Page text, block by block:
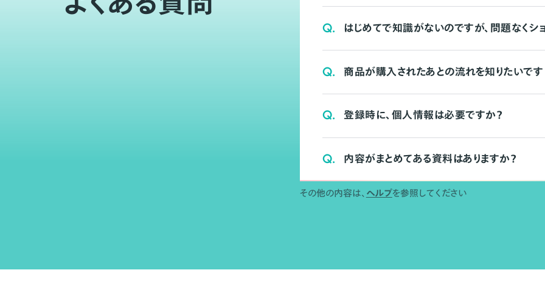
Q. はじめてで知識がないのですが、問題なくシ
Q. 商品が購入されたあとの流れを知りたいです
Q. 登録時に、個人情報は必要ですか？
Q. 内容がまとめてある資料はありますか？
その他の内容は、 ヘルプを参照してください